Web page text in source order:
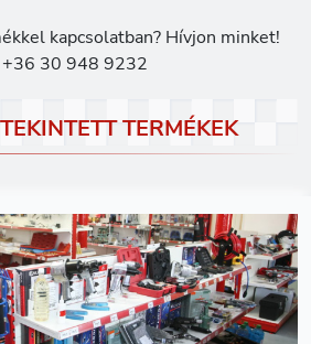
kapcsolatban? Hívjon minket!
30 948 9232
TERMÉKEK